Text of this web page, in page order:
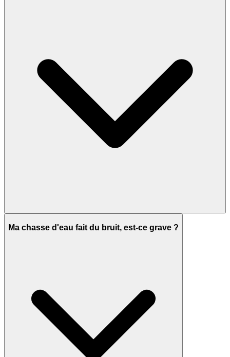
Ma chasse d'eau fait du bruit, est-ce grave ?